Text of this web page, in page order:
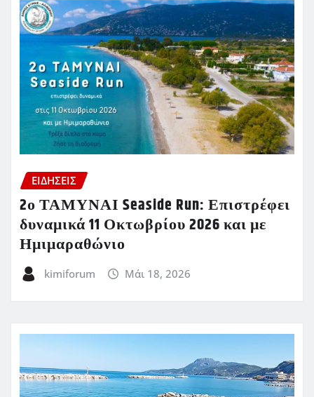
ΕΙΔΗΣΕΙΣ
2ο ΤΑΜΥΝΑΙ Seaside Run: Επιστρέφει
δυναμικά 11 Οκτωβρίου 2026 και με
Ημιμαραθώνιο
kimiforum Μάι 18, 2026